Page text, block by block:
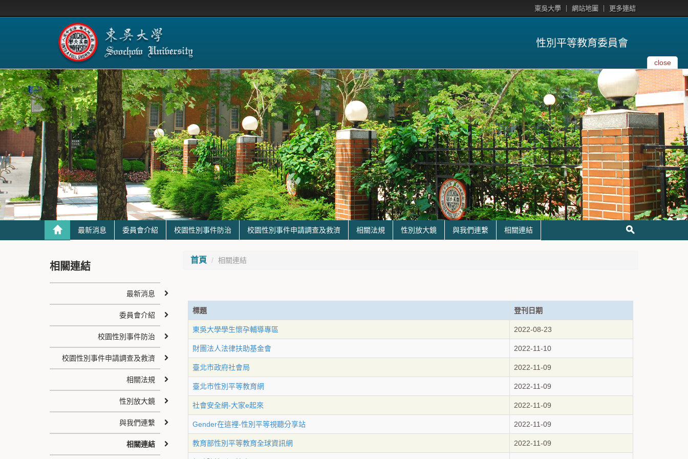
東吳大學 網站地圖 更多連結
性別平等教育委員會
close
最新消息 委員會介紹 校園性別事件防治 校園性別事件申請調查及救濟 相關法規 性別放大鏡 與我們連繫 相關連結
首頁 相關連結
標題 登刊日期
東吳大學學生懷孕輔導專區 2022-08-23
財團法人法律扶助基金會 2022-11-10
臺北市政府社會局 2022-11-09
臺北市性別平等教育網 2022-11-09
社會安全網-大家e起來 2022-11-09
Gender在這裡-性別平等視聽分享站 2022-11-09
教育部性別平等教育全球資訊網 2022-11-09
相關連結
最新消息
委員會介紹
校園性別事件防治
校園性別事件申請調查及救濟
相關法規
性別放大鏡
與我們連繫
相關連結